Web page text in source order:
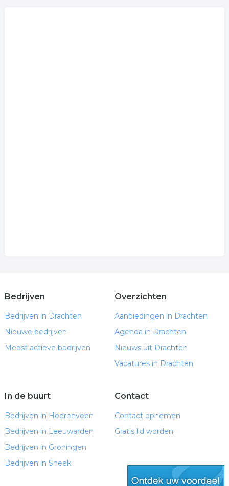
Bedrijven
Bedrijven in Drachten
Nieuwe bedrijven
Meest actieve bedrijven
Overzichten
Aanbiedingen in Drachten
Agenda in Drachten
Nieuws uit Drachten
Vacatures in Drachten
In de buurt
Bedrijven in Heerenveen
Bedrijven in Leeuwarden
Bedrijven in Groningen
Bedrijven in Sneek
Contact
Contact opnemen
Gratis lid worden